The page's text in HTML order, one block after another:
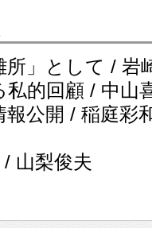
所」として / 岩
的回顧 / 中山
公開 / 稲庭彩
山梨俊夫